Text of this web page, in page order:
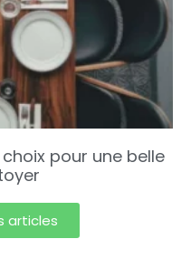
pour une belle
articles